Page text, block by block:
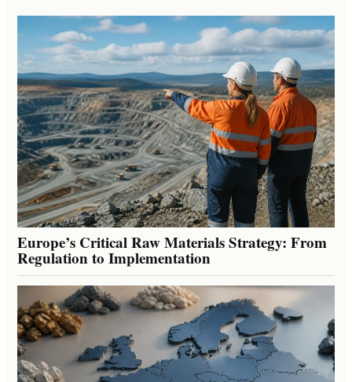
Europe’s Critical Raw Materials Strategy: From
Regulation to Implementation